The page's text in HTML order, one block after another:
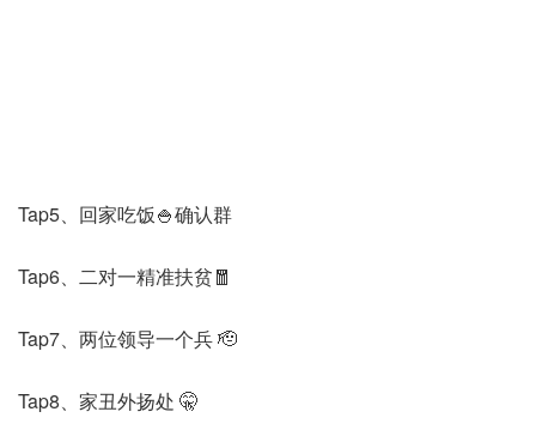
Tap5、回家吃饭🍚确认群
Tap6、二对一精准扶贫🧧
Tap7、两位领导一个兵 🫡
Tap8、家丑外扬处 🤫